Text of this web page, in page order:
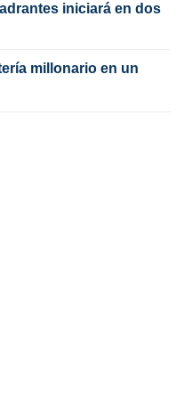
iniciará en dos
millonario en un